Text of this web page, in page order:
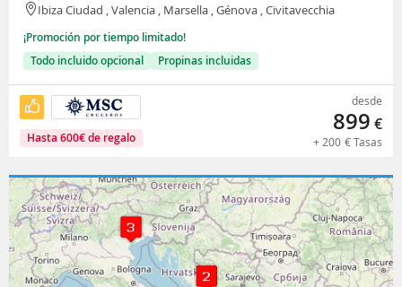
Ibiza Ciudad , Valencia , Marsella , Génova , Civitavecchia
¡Promoción por tiempo limitado!
Todo incluido opcional
Propinas incluidas
Hasta 600€de regalo
desde
899 €
+ 200 €Tasas